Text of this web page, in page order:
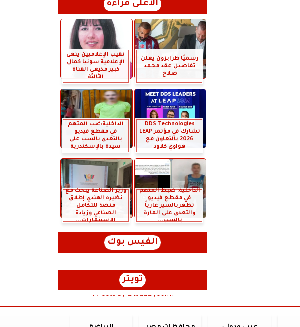
الأعلى قراءة
رسميًا طرابزون يعلن
تفاصيل عقد محمد
صلاح
نقيب الإعلاميين ينعى
الإعلامية سونيا كمال
كبير مذيعي القناة
الثالثة
DDS Technologies
تشارك في مؤتمر LEAP
2026 بالتعاون مع
هواوي كلاود
الداخلية:ضب المتهم
في مقطع فيديو
بالتعدى بالسب على
سيدة بالإسكندرية
الداخلية: ضبط المتهم
في مقطع فيديو
تظهربالسير عارياً
والتعدى على المارة
بالسب...
وزير الصناعة يبحث مع
نظيره الهندي إطلاق
منصة للتكامل
الصناعي وزيادة
الاستثمارات...
الفيس بوك
تويتر
Tweets by anbaaalyoum1